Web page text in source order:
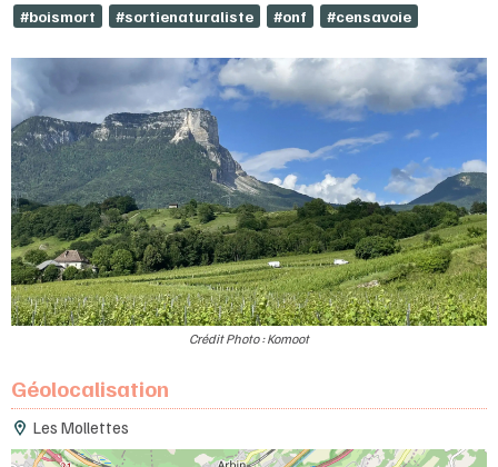
#boismort
#sortienaturaliste #onf #censavoie
Crédit Photo : Komoot
Géolocalisation
Les Mollettes